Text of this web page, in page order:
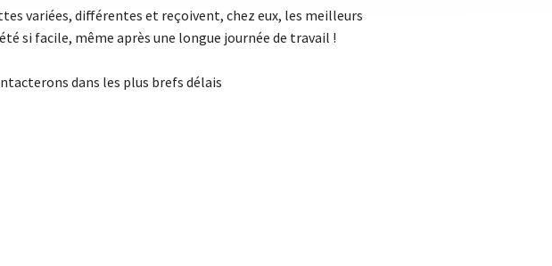
variées, différentes et reçoivent, chez eux, les meilleurs
si facile, même après une longue journée de travail !
dans les plus brefs délais